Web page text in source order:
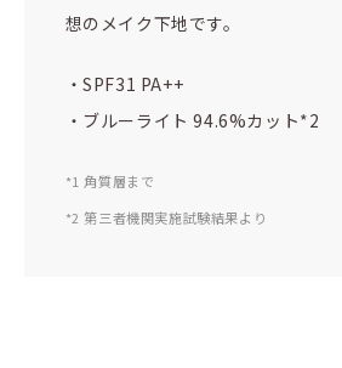
想のメイク下地です。
・SPF31 PA++
・ブルーライト 94.6%カット*2
*1 角質層まで
*2 第三者機関実施試験結果より